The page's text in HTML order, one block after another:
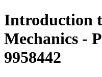
Introduction
Mechanics -
9958442